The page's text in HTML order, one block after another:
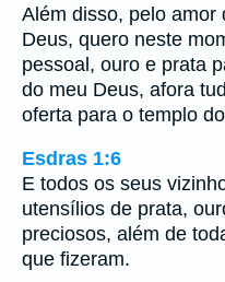
Além disso, pelo amor
Deus, quero neste
pessoal, ouro e prata
do meu Deus, afora
oferta para o templo
Esdras 1:6
E todos os seus
utensílios de prata,
preciosos, além de
que fizeram.